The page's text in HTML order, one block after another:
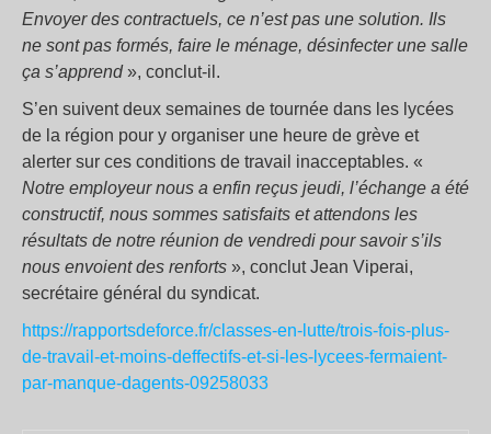
Envoyer des contractuels, ce n’est pas une solution. Ils
ne sont pas formés, faire le ménage, désinfecter une salle
ça s’apprend», conclut-il.
S’en suivent deux semaines de tournée dans les lycées
de la région pour y organiser une heure de grève et
alerter sur ces conditions de travail inacceptables. «
Notre employeur nous a enfin reçus jeudi, l’échange a été
constructif, nous sommes satisfaits et attendons les
résultats de notre réunion de vendredi pour savoir s’ils
nous envoient des renforts », conclut Jean Viperai,
secrétaire général du syndicat.
https://rapportsdeforce.fr/classes-en-lutte/trois-fois-plus-
de-travail-et-moins-deffectifs-et-si-les-lycees-fermaient-
par-manque-dagents-09258033